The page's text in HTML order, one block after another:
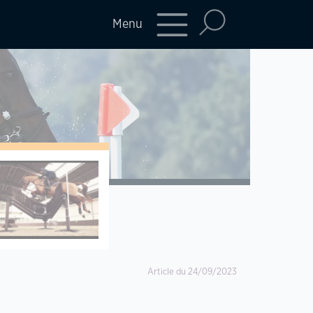
Menu
Article du 24/09/2023